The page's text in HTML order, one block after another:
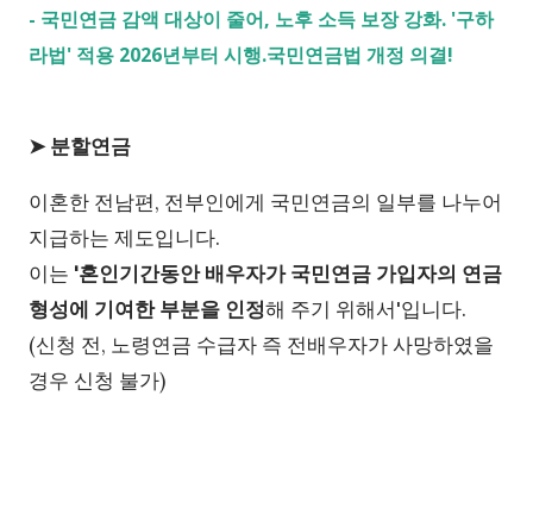
- 국민연금 감액 대상이 줄어, 노후 소득 보장 강화. '구하
라법' 적용 2026년부터 시행.국민연금법 개정 의결!
➤ 분할연금
이혼한 전남편, 전부인에게 국민연금의 일부를 나누어
지급하는 제도입니다.
이는 '혼인기간동안 배우자가 국민연금 가입자의 연금
형성에 기여한 부분을 인정해 주기 위해서'입니다.
(신청 전, 노령연금 수급자 즉 전배우자가 사망하였을
경우 신청 불가)